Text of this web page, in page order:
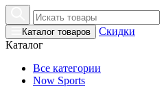
Каталог товаров
Скидки
Каталог
Все категории
Now Sports